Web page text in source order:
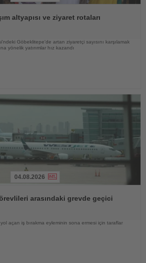
altyapısı ve ziyaret rotaları
Göbeklitepe'de artan ziyaretçi sayısını karşılamak
yönelik yatırımlar hız kazandı
04.08.2026
arasındaki grevde geçici
açan iş bırakma eyleminin sona ermesi için taraflar